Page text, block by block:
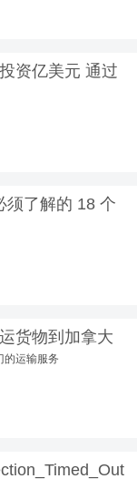
资亿美元 通过
须了解的 18 个
货物到加拿大
的运输服务